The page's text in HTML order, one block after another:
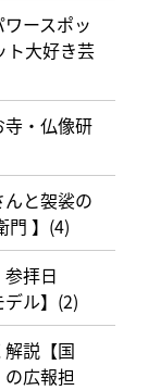
ースポッ
ト大好き芸
・仏像研
と袈裟の
門 】(4)
拝日
ル】(2)
説【国
広報担